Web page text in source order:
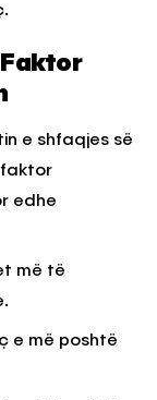
e shfaqjes së
faktor
edhe
më të
e më poshtë